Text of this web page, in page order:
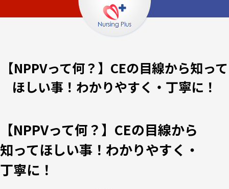
【NPPVって何？】CEの目線から知って
ほしい事！わかりやすく・丁寧に！
【NPPVって何？】CEの目線から
知ってほしい事！わかりやすく・
丁寧に！